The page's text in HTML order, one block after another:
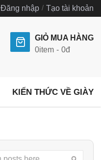
Đăng nhập Tạo tài khoản
GIỎ MUA HÀNG
0item 0đ
KIẾN THỨC VỀ GIÀY